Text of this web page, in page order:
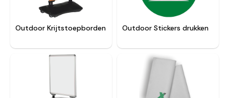
Outdoor Krijtstoepborden Outdoor Stickers drukken